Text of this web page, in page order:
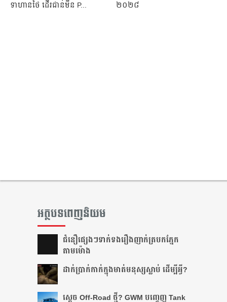
ទាហានថៃ ដើរជាន់មីន P...
២០២៨
អត្ថបទពេញនិយម
ជំនឿ​ផ្សេងៗ​ទាក់ទង​រឿង​ញាក់​ត្របក​ភ្នែក​
តាម​ម៉ោង​
ដាក់​ប្រាក់​កាក់​ក្នុង​មាត់​មនុស្ស​ស្លាប់ ដើម្បី​អ្វី?
ស្តេច Off-Road ថ្មី? GWM បញ្ចេញ Tank